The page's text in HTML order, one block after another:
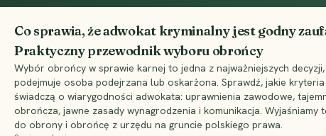
Co sprawia, że adwokat kryminalny jest godny
Praktyczny przewodnik wyboru obrońcy
Wybór obrońcy w sprawie karnej to jedna z najważniejszych decyzji,
podejmuje osoba podejrzana lub oskarżona. Sprawdź, jakie
świadczą o wiarygodności adwokata: uprawnienia zawodowe,
obrończa, jawne zasady wynagrodzenia i komunikacja. Wyjaśniamy
do obrony i obrońcę z urzędu na gruncie polskiego prawa.